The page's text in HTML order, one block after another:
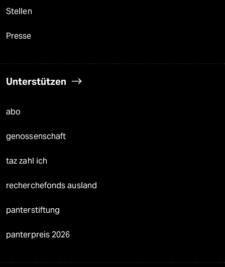
Stellen
Presse
Unterstützen
abo
genossenschaft
taz zahl ich
recherchefonds ausland
panterstiftung
panterpreis 2026